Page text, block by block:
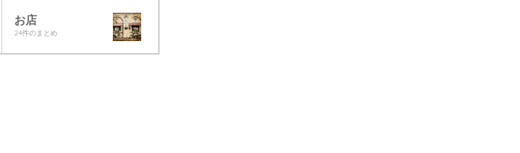
お店
24件のまとめ